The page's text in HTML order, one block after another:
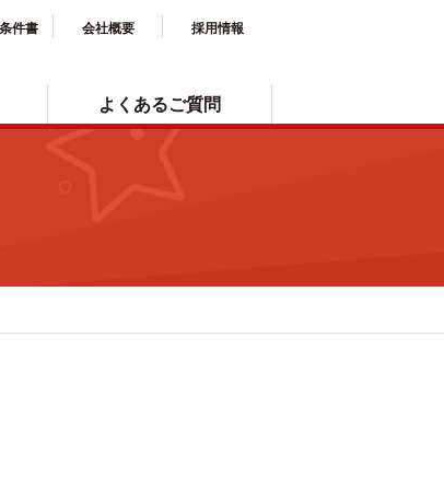
よくあるご質問
件書 会社概要 採用情報